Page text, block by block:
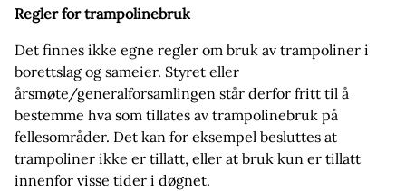
Regler for trampolinebruk
Det finnes ikke egne regler om bruk av trampoliner i
borettslag og sameier. Styret eller
årsmøte/generalforsamlingen står derfor fritt til å
bestemme hva som tillates av trampolinebruk på
fellesområder. Det kan for eksempel besluttes at
trampoliner ikke er tillatt, eller at bruk kun er tillatt
innenfor visse tider i døgnet.